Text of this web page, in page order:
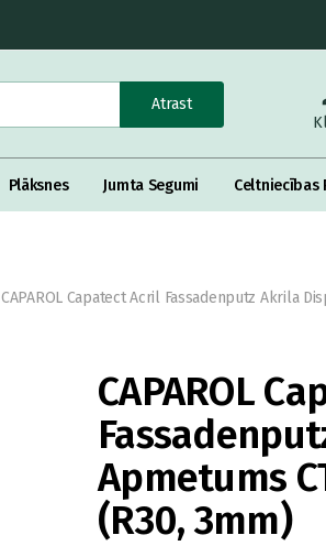
Atrast
Plāksnes Jumta Segumi Celtniecības
CAPAROL Capatect Acril Fassadenputz Akrila
CAPAROL
Apmetums
(R30, 3mm)